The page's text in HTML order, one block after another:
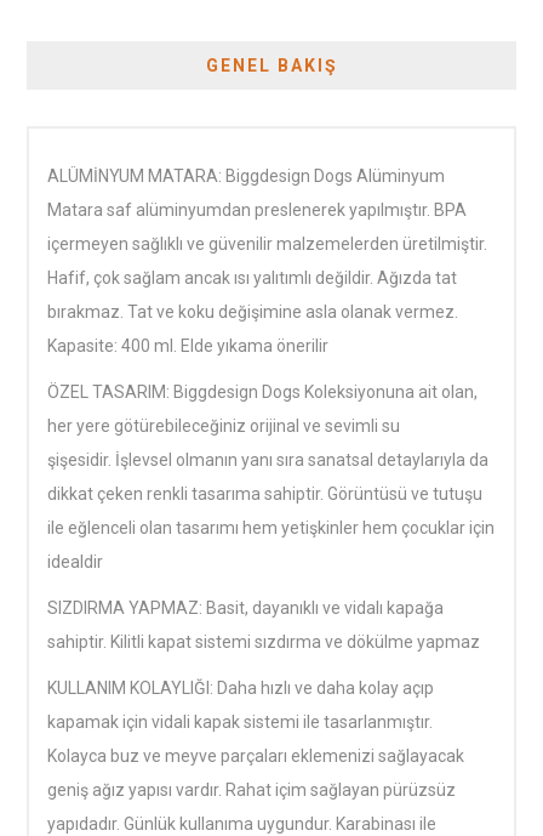
GENEL BAKIŞ
ALÜMİNYUM MATARA: Biggdesign Dogs Alüminyum
Matara saf alüminyumdan preslenerek yapılmıştır. BPA
içermeyen sağlıklı ve güvenilir malzemelerden üretilmiştir.
Hafif, çok sağlam ancak ısı yalıtımlı değildir. Ağızda tat
bırakmaz. Tat ve koku değişimine asla olanak vermez.
Kapasite: 400 ml. Elde yıkama önerilir
ÖZEL TASARIM: Biggdesign Dogs Koleksiyonuna ait olan,
her yere götürebileceğiniz orijinal ve sevimli su
şişesidir. İşlevsel olmanın yanı sıra sanatsal detaylarıyla da
dikkat çeken renkli tasarıma sahiptir. Görüntüsü ve tutuşu
ile eğlenceli olan tasarımı hem yetişkinler hem çocuklar için
idealdir
SIZDIRMA YAPMAZ: Basit, dayanıklı ve vidalı kapağa
sahiptir. Kilitli kapat sistemi sızdırma ve dökülme yapmaz
KULLANIM KOLAYLIĞI: Daha hızlı ve daha kolay açıp
kapamak için vidali kapak sistemi ile tasarlanmıştır.
Kolayca buz ve meyve parçaları eklemenizi sağlayacak
geniş ağız yapısı vardır. Rahat içim sağlayan pürüzsüz
yapıdadır. Günlük kullanıma uygundur. Karabinası ile